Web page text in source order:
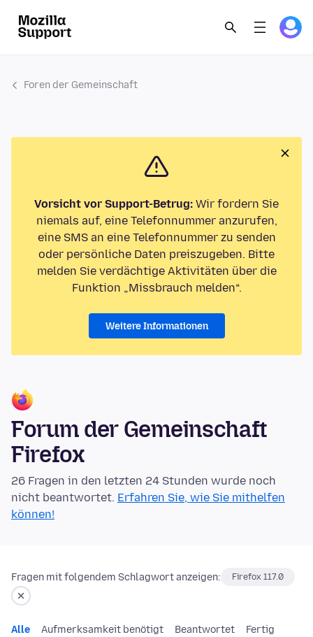
Foren der Gemeinschaft
Vorsicht vor Support-Betrug: Wir fordern Sie
niemals auf, eine Telefonnummer anzurufen,
eine SMS an eine Telefonnummer zu senden
oder persönliche Daten preiszugeben. Bitte
melden Sie verdächtige Aktivitäten über die
Funktion „Missbrauch melden“.
Weitere Informationen
Forum der Gemeinschaft
Firefox
26 Fragen in den letzten 24 Stunden wurde noch
nicht beantwortet. Erfahren Sie, wie Sie mithelfen
können!
Fragen mit folgendem Schlagwort anzeigen: Firefox 117.0
Alle Aufmerksamkeit benötigt Beantwortet Fertig